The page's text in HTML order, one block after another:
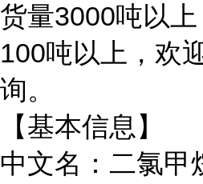
货量3000吨以
100吨以上，欢
询。
【基本信息】
中文名：二氯甲